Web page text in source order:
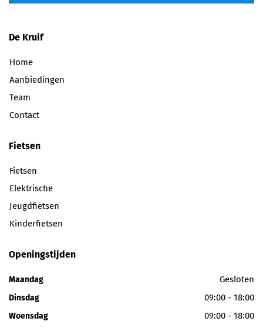
De Kruif
Home
Aanbiedingen
Team
Contact
Fietsen
Fietsen
Elektrische
Jeugdfietsen
Kinderfietsen
Openingstijden
Maandag Gesloten
Dinsdag 09:00 - 18:00
Woensdag 09:00 - 18:00